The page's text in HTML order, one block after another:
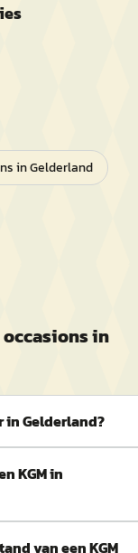
inGelderland
occasions in
in Gelderland?
KGM in
van een KGM